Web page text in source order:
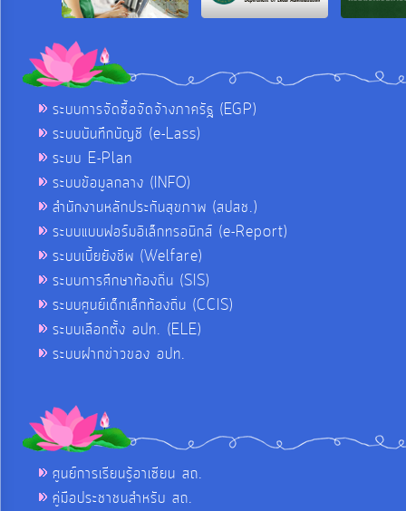
ระบบการจัดซื้อจัดจ้างภาครัฐ (EGP)
ระบบบันทึกบัญชี (e-Lass)
ระบบ E-Plan
ระบบข้อมูลกลาง (INFO)
สำนักงานหลักประกันสุขภาพ (สปสช.)
ระบบแบบฟอร์มอิเล็กทรอนิกส์ (e-Report)
ระบบเบี้ยยังชีพ (Welfare)
ระบบการศึกษาท้องถิ่น (SIS)
ระบบศูนย์เด็กเล็กท้องถิ่น (CCIS)
ระบบเลือกตั้ง อปท. (ELE)
ระบบฝากข่าวของ อปท.
ศูนย์การเรียนรู้อาเซียน สถ.
คู่มือประชาชนสำหรับ สถ.